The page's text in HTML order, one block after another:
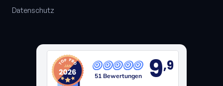
Datenschutz
51 Bewertungen 9,9